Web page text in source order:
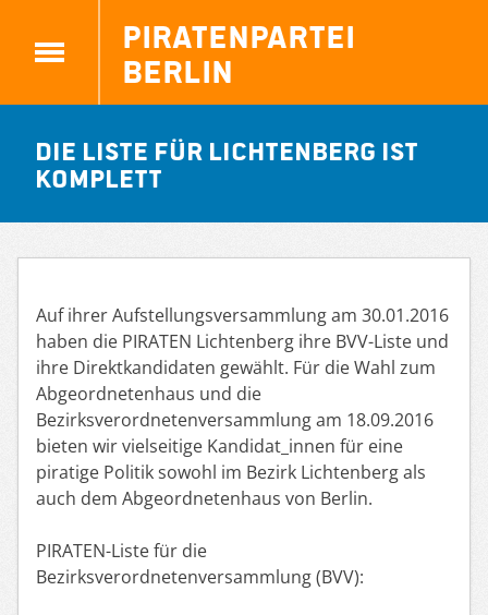
Piratenpartei
Berlin
Die Liste für Lichtenberg ist
komplett
Auf ihrer Aufstellungsversammlung am 30.01.2016
haben die PIRATEN Lichtenberg ihre BVV-Liste und
ihre Direktkandidaten gewählt. Für die Wahl zum
Abgeordnetenhaus und die
Bezirksverordnetenversammlung am 18.09.2016
bieten wir vielseitige Kandidat_innen für eine
piratige Politik sowohl im Bezirk Lichtenberg als
auch dem Abgeordnetenhaus von Berlin.
PIRATEN-Liste für die
Bezirksverordnetenversammlung (BVV):